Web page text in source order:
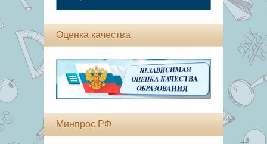
Оценка качества
Минпрос РФ